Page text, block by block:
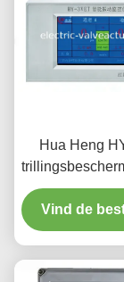
Hua Heng
met
Vind de